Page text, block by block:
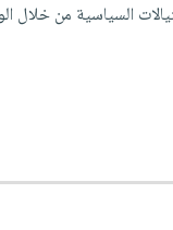
السياسية من